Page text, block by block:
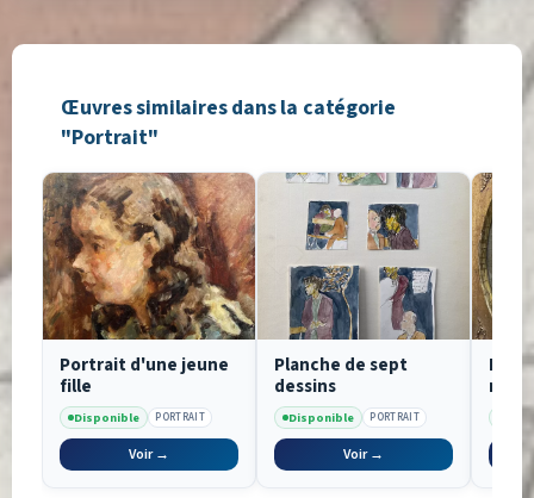
Œuvres similaires dans la catégorie
"Portrait"
Portrait d'une jeune
fille
Disponible PORTRAIT
Voir →
Planche de sept
dessins
Disponible PORTRAIT
Voir →
de